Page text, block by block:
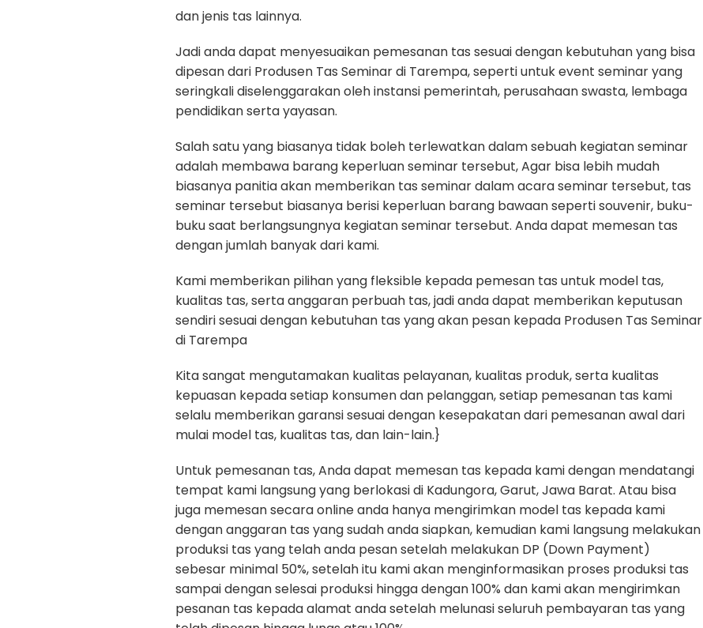
dan jenis tas lainnya.
Jadi anda dapat menyesuaikan pemesanan tas sesuai dengan kebutuhan yang bisa
dipesan dari Produsen Tas Seminar di Tarempa, seperti untuk event seminar yang
seringkali diselenggarakan oleh instansi pemerintah, perusahaan swasta, lembaga
pendidikan serta yayasan.
Salah satu yang biasanya tidak boleh terlewatkan dalam sebuah kegiatan seminar
adalah membawa barang keperluan seminar tersebut, Agar bisa lebih mudah
biasanya panitia akan memberikan tas seminar dalam acara seminar tersebut, tas
seminar tersebut biasanya berisi keperluan barang bawaan seperti souvenir, buku-
buku saat berlangsungnya kegiatan seminar tersebut. Anda dapat memesan tas
dengan jumlah banyak dari kami.
Kami memberikan pilihan yang fleksible kepada pemesan tas untuk model tas,
kualitas tas, serta anggaran perbuah tas, jadi anda dapat memberikan keputusan
sendiri sesuai dengan kebutuhan tas yang akan pesan kepada Produsen Tas Seminar
di Tarempa
Kita sangat mengutamakan kualitas pelayanan, kualitas produk, serta kualitas
kepuasan kepada setiap konsumen dan pelanggan, setiap pemesanan tas kami
selalu memberikan garansi sesuai dengan kesepakatan dari pemesanan awal dari
mulai model tas, kualitas tas, dan lain-lain.}
Untuk pemesanan tas, Anda dapat memesan tas kepada kami dengan mendatangi
tempat kami langsung yang berlokasi di Kadungora, Garut, Jawa Barat. Atau bisa
juga memesan secara online anda hanya mengirimkan model tas kepada kami
dengan anggaran tas yang sudah anda siapkan, kemudian kami langsung melakukan
produksi tas yang telah anda pesan setelah melakukan DP (Down Payment)
sebesar minimal 50%, setelah itu kami akan menginformasikan proses produksi tas
sampai dengan selesai produksi hingga dengan 100% dan kami akan mengirimkan
pesanan tas kepada alamat anda setelah melunasi seluruh pembayaran tas yang